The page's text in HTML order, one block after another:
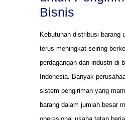
Bisnis
Kebutuhan distribusi barang
terus meningkat seiring
perdagangan dan industri di
Indonesia. Banyak
sistem pengiriman yang
barang dalam jumlah besar